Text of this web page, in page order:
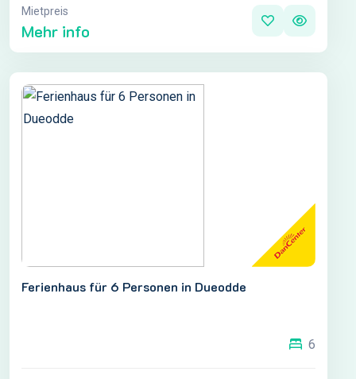
Mietpreis
Mehr info
Ferienhaus für 6 Personen in Dueodde
6